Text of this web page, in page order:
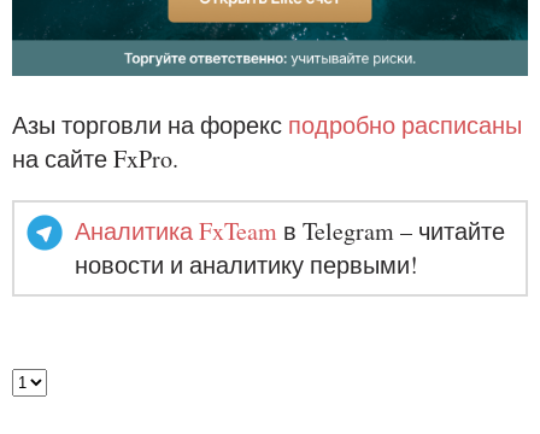
Азы торговли на форекс подробно расписаны
на сайте FxPro.
Аналитика FxTeam в Telegram – читайте
новости и аналитику первыми!